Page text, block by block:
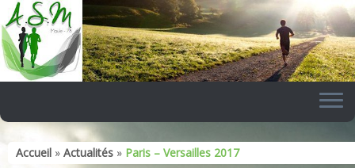
Skip
to
content
Accueil » Actualités » Paris – Versailles 2017